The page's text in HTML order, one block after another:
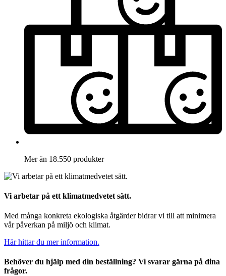
Mer än 18.550 produkter
Vi arbetar på ett klimatmedvetet sätt.
Med många konkreta ekologiska åtgärder bidrar vi till att minimera
vår påverkan på miljö och klimat.
Här hittar du mer information.
Behöver du hjälp med din beställning? Vi svarar gärna på dina
frågor.